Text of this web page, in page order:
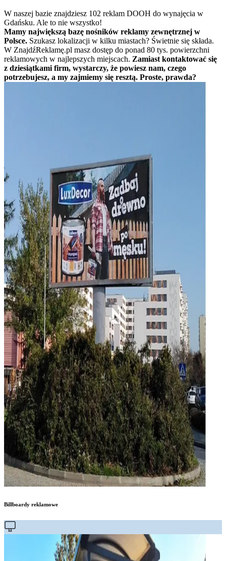
W naszej bazie znajdziesz 102 reklam DOOH do wynajęcia w
Gdańsku. Ale to nie wszystko!
Mamy największą bazę nośników reklamy zewnętrznej w
Polsce. Szukasz lokalizacji w kilku miastach? Świetnie się składa.
W ZnajdźReklamę.pl masz dostęp do ponad 80 tys. powierzchni
reklamowych w najlepszych miejscach. Zamiast kontaktować się
z dziesiątkami firm, wystarczy, że powiesz nam, czego
potrzebujesz, a my zajmiemy się resztą. Proste, prawda?
Billboardy reklamowe